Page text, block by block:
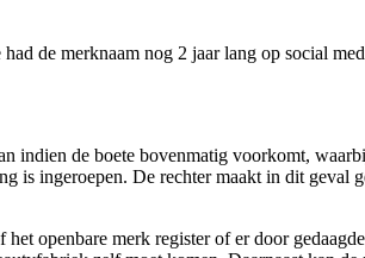
de merknaam nog 2 jaar lang op social
indien de boete bovenmatig voorkomt,
is ingeroepen. De rechter maakt in dit
openbare merk register of er door